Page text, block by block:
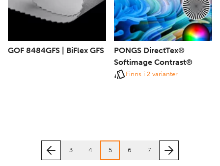
GOF 8484GFS | BiFlex GFS
PONGS DirectTex®
Softimage Contrast®
Finns i 2 varianter
3 4 5 6 7